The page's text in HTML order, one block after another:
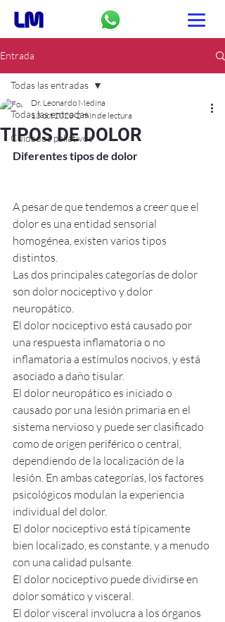
Entrada
Todas las entradas
Cuidados paliativos
Todas las entradas
TIPOS DE DOLOR
Dr. Leonardo Medina
13 oct 2020 2 min de lectura
Diferentes tipos de dolor
A pesar de que tendemos a creer que el
dolor es una entidad sensorial
homogénea, existen varios tipos
distintos.
Las dos principales categorías de dolor
son dolor nociceptivo y dolor
neuropático.
El dolor nociceptivo está causado por
una respuesta inflamatoria o no
inflamatoria a estímulos nocivos, y está
asociado a daño tisular.
El dolor neuropático es iniciado o
causado por una lesión primaria en el
sistema nervioso y puede ser clasificado
como de origen periférico o central,
dependiendo de la localización de la
lesión. En ambas categorías, los factores
psicológicos modulan la experiencia
individual del dolor.
El dolor nociceptivo está típicamente
bien localizado, es constante, y a menudo
con una calidad pulsante.
El dolor nociceptivo puede dividirse en
dolor somático y visceral.
El dolor visceral involucra a los órganos